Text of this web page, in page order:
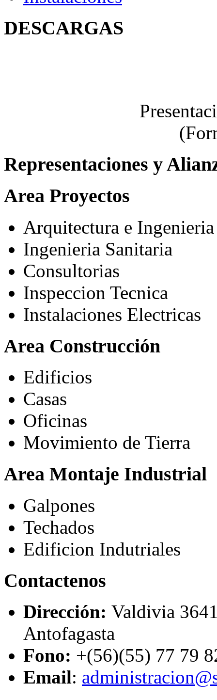
DESCARGAS
Representaciones y
Area Proyectos
Arquitectura e
Ingenieria Sanitaria
Consultorias
Inspeccion Tecnica
Instalaciones Electricas
Area Construcción
Edificios
Casas
Oficinas
Movimiento de Tierra
Area Montaje Industrial
Galpones
Techados
Edificion Indutriales
Contactenos
Dirección: Valdivia
Antofagasta
Fono: +(56)(55) 77 79
Email: